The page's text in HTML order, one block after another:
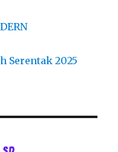
Serentak 2025